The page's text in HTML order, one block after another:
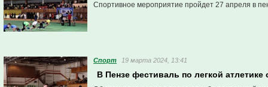
Спортивное мероприятие пройдет 27 апреля в
Спорт 19 марта 2024, 13:41
В Пензе фестиваль по легкой